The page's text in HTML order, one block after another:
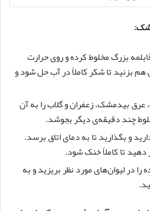
بزرگ مخلوط کرده و روی حرارت
هم بزنید تا شکر کاملاً در آب حل شود و
بیدمشک، زعفران و گلاب را به آن
چند دقیقه‌ی دیگر بجوشد.
و بگذارید تا به دمای اتاق برسد.
تا کاملاً خنک شود.
لیوان‌های مورد نظر بریزید و به